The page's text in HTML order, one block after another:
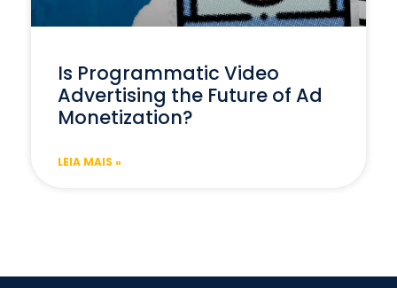
Is Programmatic Video
Advertising the Future of Ad
Monetization?
LEIA MAIS »